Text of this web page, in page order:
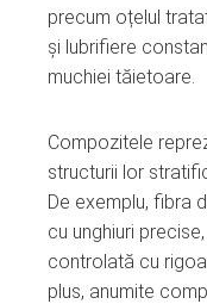
precum oțelul
și lubrifiere
muchiei tăietoare.
Compozitele
structurii lor
De exemplu, fibra
cu unghiuri
controlată cu
plus, anumite